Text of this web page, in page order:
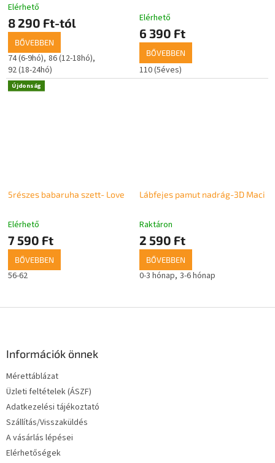
A
termék
átlagos
értékelése
5-
ből
5,0
csillag.
Elérhető
8 290 Ft-tól
BŐVEBBEN
74 (6-9hó) 86 (12-18hó)
92 (18-24hó)
Elérhető
6 390 Ft
BŐVEBBEN
110 (5éves)
Újdonság
5részes babaruha szett- Love
Elérhető
7 590 Ft
BŐVEBBEN
56-62
Lábfejes pamut nadrág-3D Maci
Raktáron
2 590 Ft
BŐVEBBEN
0-3 hónap 3-6 hónap
Információk önnek
Mérettáblázat
Üzleti feltételek (ÁSZF)
Adatkezelési tájékoztató
Szállítás/Visszaküldés
A vásárlás lépései
Elérhetőségek